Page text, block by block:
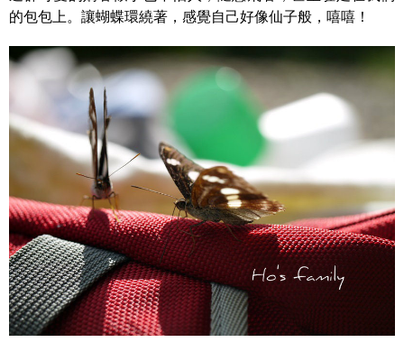
的包包上。讓蝴蝶環繞著，感覺自己好像仙子般，嘻嘻！